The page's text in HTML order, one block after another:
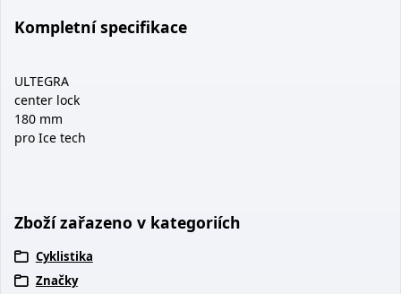
Kompletní specifikace
ULTEGRA
center lock
180 mm
pro Ice tech
Zboží zařazeno v kategoriích
Cyklistika
Značky